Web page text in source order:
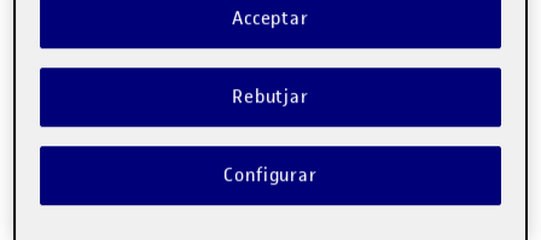
Rebutjar
Acceptar
Configurar